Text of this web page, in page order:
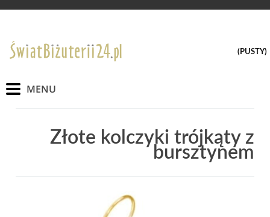
(PUSTY)
Złote kolczyki trójkąty z
bursztynem